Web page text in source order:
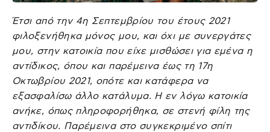
Έτσι από την 4η Σεπτεμβρίου του έτους 2021
φιλοξενήθηκα μόνος μου, και όχι με συνεργάτες
μου, στην κατοικία που είχε μισθώσει για εμένα η
αντίδικος, όπου και παρέμεινα έως τη 17η
Οκτωβρίου 2021, οπότε και κατάφερα να
εξασφαλίσω άλλο κατάλυμα. Η εν λόγω κατοικία
ανήκε, όπως πληροφορήθηκα, σε στενή φίλη της
αντιδίκου. Παρέμεινα στο συγκεκριμένο σπίτι